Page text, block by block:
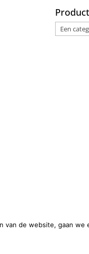
van de website, gaan we